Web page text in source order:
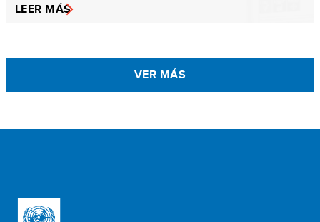
LEER MÁS
VER MÁS